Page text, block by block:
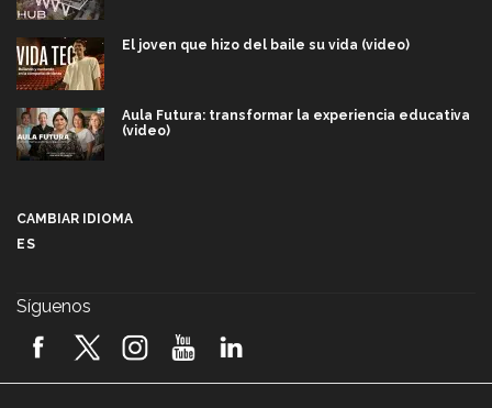
El joven que hizo del baile su vida (video)
Aula Futura: transformar la experiencia educativa
(video)
2026! (video)
CAMBIAR IDIOMA
ES
Síguenos